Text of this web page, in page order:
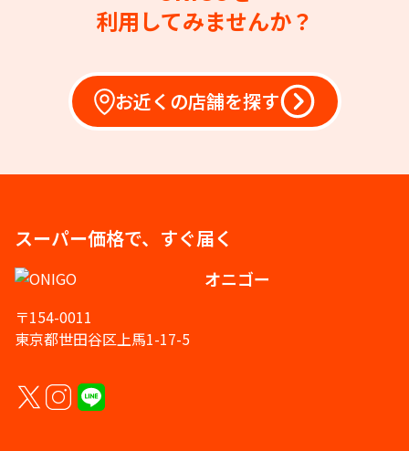
利用してみませんか？
お近くの店舗を探す
スーパー価格で、すぐ届く
オニゴー
〒154-0011
東京都世田谷区上馬1-17-5